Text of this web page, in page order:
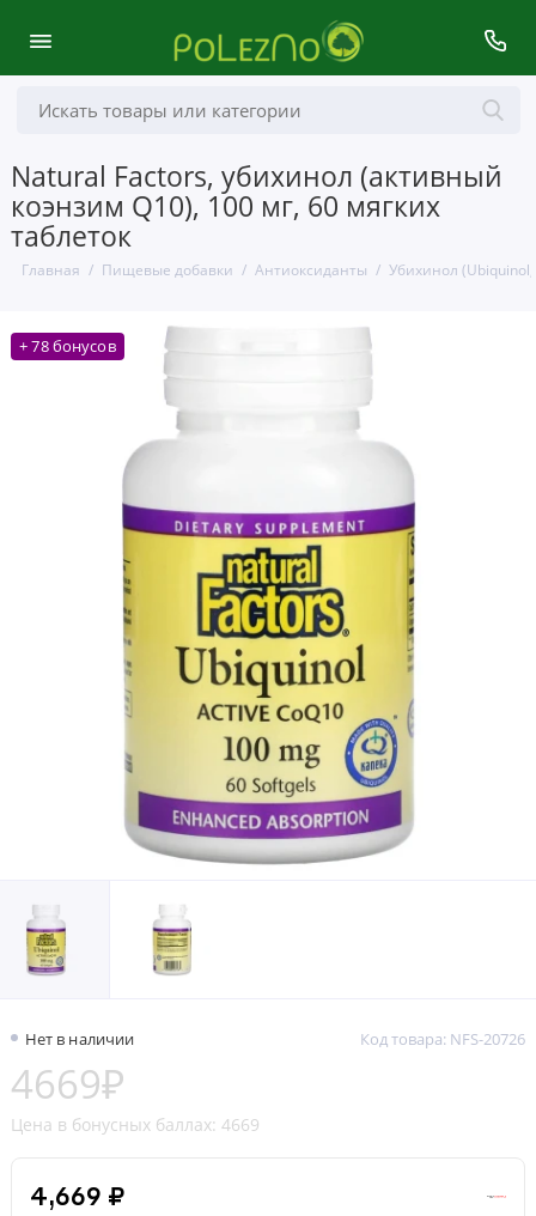
Natural Factors, убихинол (активный
коэнзим Q10), 100 мг, 60 мягких
таблеток
Главная Пищевые добавки Антиоксиданты Убихинол (Ubiquinol,
+ 78 бонусов
Нет в наличии Код товара: NFS-20726
4669₽
Цена в бонусных баллах: 4669
4,669 ₽